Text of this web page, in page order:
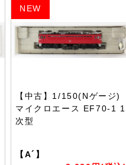
NEW
【中古】1/150(Nゲージ)
マイクロエース EF70-1 1
次型
【A´】